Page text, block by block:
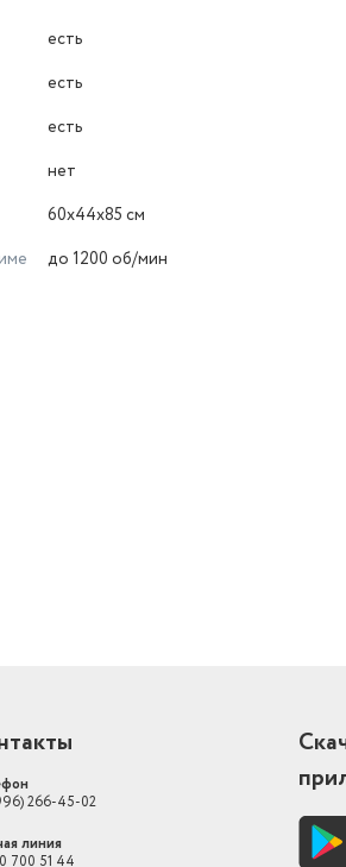
есть
есть
есть
нет
60х44х85 см
до 1200 об/мин
266-45-02
линия
700 51 44